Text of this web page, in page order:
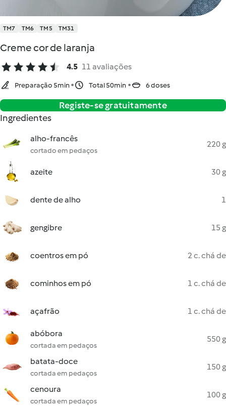
TM7 TM6 TM5 TM31
Creme cor de laranja
4.5 11 avaliações
Preparação 5min Total 50min 6 doses
Registe-se gratuitamente
Ingredientes
alho-francês
cortado em pedaços
220 g
azeite 30 g
dente de alho 1
gengibre 15 g
coentros em pó 2 c. chá de
cominhos em pó 1 c. chá de
açafrão 1 c. chá de
abóbora
cortada em pedaços
550 g
batata-doce
cortada em pedaços
150 g
cenoura
cortada em pedaços
100 g